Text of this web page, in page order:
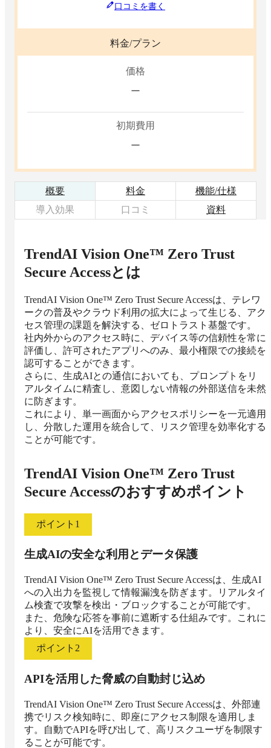
口コミを書く
料金/プラン
価格
ー
初期費用
ー
概要 料金
機能/仕様
導入効果
口コミ 資料
TrendAI Vision One™ Zero Trust
Secure Accessとは
TrendAI Vision One™ Zero Trust Secure Accessは、テレワ
ークの普及やクラウド利用の拡大によって生じる、アク
セス管理の課題を解決する、ゼロトラスト基盤です。
社内外からのアクセス時に、デバイス等の信頼性を常に
評価し、許可されたアプリへのみ、最小権限での接続を
認可することができます。
さらに、生成AIとの通信においても、プロンプトをリ
アルタイムに精査し、意図しない情報の外部送信を未然
に防ぎます。
これにより、単一画面からアクセスポリシーを一元適用
し、分散した運用を統合して、リスク管理を効率化する
ことが可能です。
TrendAI Vision One™ Zero Trust
Secure Accessのおすすめポイント
ポイント 1
生成AIの安全な利用とデータ保護
TrendAI Vision One™ Zero Trust Secure Accessは、生成AI
への入出力を監視して情報漏洩を防ぎます。リアルタイ
ム検査で攻撃を検出・ブロックすることが可能です。
また、危険な応答を事前に遮断する仕組みです。これに
より、安全にAIを活用できます。
ポイント 2
APIを活用した脅威の自動封じ込め
TrendAI Vision One™ Zero Trust Secure Accessは、外部連
携でリスク検知時に、即座にアクセス制限を適用しま
す。自動でAPIを呼び出して、高リスクユーザを制限す
ることが可能です。